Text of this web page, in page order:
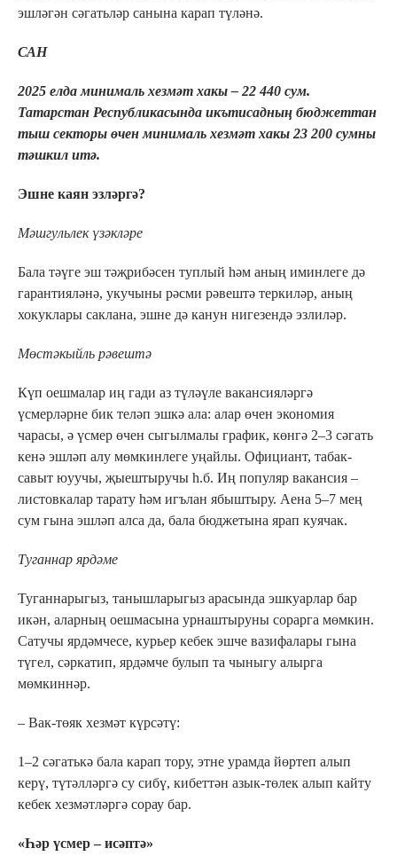
эшләгән сәгатьләр санына карап түләнә.
САН
2025 елда минималь хезмәт хакы – 22 440 сум.
Татарстан Республикасында икътисадның бюджеттан
тыш секторы өчен минималь хезмәт хакы 23 200 сумны
тәшкил итә.
Эшне каян эзләргә?
Мәшгульлек үзәкләре
Бала тәүге эш тәҗрибәсен туплый һәм аның иминлеге дә
гарантияләнә, укучыны рәсми рәвештә теркиләр, аның
хокуклары саклана, эшне дә канун нигезендә эзлиләр.
Мөстәкыйль рәвештә
Күп оешмалар иң гади аз түләүле вакансияләргә
үсмерләрне бик теләп эшкә ала: алар өчен экономия
чарасы, ә үсмер өчен сыгылмалы график, көнгә 2–3 сәгать
кенә эшләп алу мөмкинлеге уңайлы. Официант, табак-
савыт юуучы, җыештыручы һ.б. Иң популяр вакансия –
листовкалар тарату һәм игълан ябыштыру. Аена 5–7 мең
сум гына эшләп алса да, бала бюджетына ярап куячак.
Туганнар ярдәме
Туганнарыгыз, танышларыгыз арасында эшкуарлар бар
икән, аларның оешмасына урнаштыруны сорарга мөмкин.
Сатучы ярдәмчесе, курьер кебек эшче вазифалары гына
түгел, сәркатип, ярдәмче булып та чыныгу алырга
мөмкиннәр.
– Вак-төяк хезмәт күрсәтү:
1–2 сәгатькә бала карап тору, этне урамда йөртеп алып
керү, түтәлләргә су сибү, кибеттән азык-төлек алып кайту
кебек хезмәтләргә сорау бар.
«Һәр үсмер – исәптә»